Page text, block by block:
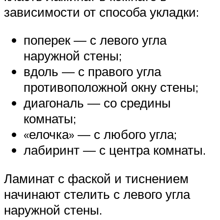
зависимости от способа укладки:
поперек — с левого угла
наружной стены;
вдоль — с правого угла
противоположной окну стены;
диагональ — со средины
комнаты;
«елочка» — с любого угла;
лабиринт — с центра комнаты.
Ламинат с фаской и тиснением
начинают стелить с левого угла
наружной стены.